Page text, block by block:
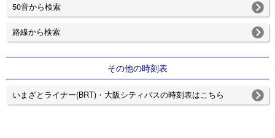
50音から検索
路線から検索
その他の時刻表
いまざとライナー(BRT)・大阪シティバスの時刻表はこちら